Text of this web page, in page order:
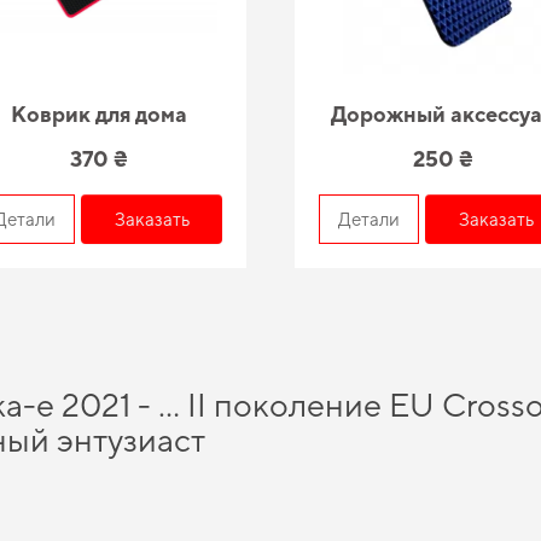
Коврик для дома
370 ₴
Заказать
Дорожный
250 ₴
Детали Заказать
e 2021 - … II поколение EU
энтузиаст
автомобилей, независимо от стадии использования